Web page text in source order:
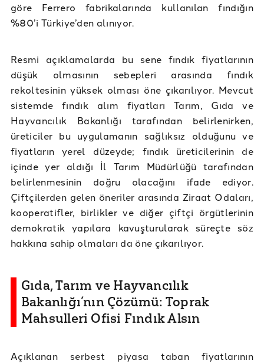
göre Ferrero fabrikalarında kullanılan fındığın
%80’i Türkiye’den alınıyor.
Resmi açıklamalarda bu sene fındık fiyatlarının
düşük olmasının sebepleri arasında fındık
rekoltesinin yüksek olması öne çıkarılıyor. Mevcut
sistemde fındık alım fiyatları Tarım, Gıda ve
Hayvancılık Bakanlığı tarafından belirlenirken,
üreticiler bu uygulamanın sağlıksız olduğunu ve
fiyatların yerel düzeyde; fındık üreticilerinin de
içinde yer aldığı İl Tarım Müdürlüğü tarafından
belirlenmesinin doğru olacağını ifade ediyor.
Çiftçilerden gelen öneriler arasında Ziraat Odaları,
kooperatifler, birlikler ve diğer çiftçi örgütlerinin
demokratik yapılara kavuşturularak süreçte söz
hakkına sahip olmaları da öne çıkarılıyor.
Gıda, Tarım ve Hayvancılık
Bakanlığı’nın Çözümü: Toprak
Mahsulleri Ofisi Fındık Alsın
Açıklanan serbest piyasa taban fiyatlarının